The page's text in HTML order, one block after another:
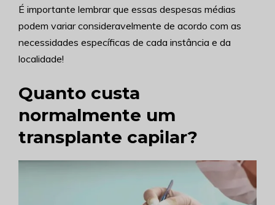
É importante lembrar que essas despesas médias
podem variar consideravelmente de acordo com as
necessidades específicas de cada instância e da
localidade!
Quanto custa
normalmente um
transplante capilar?